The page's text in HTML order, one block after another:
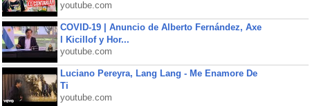
youtube.com
COVID-19 | Anuncio de Alberto Fernández, Axe
l Kicillof y Hor...
youtube.com
Luciano Pereyra, Lang Lang - Me Enamore De
Ti
youtube.com